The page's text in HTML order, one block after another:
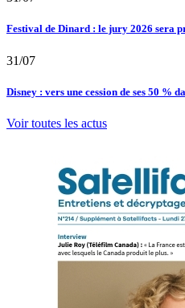
Festival de Dinard : le jury 2026 sera
31/07
Disney : vers une cession de ses 50 %
Voir toutes les actus